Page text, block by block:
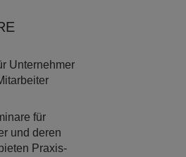
Unternehmer
für
und deren
Praxis-